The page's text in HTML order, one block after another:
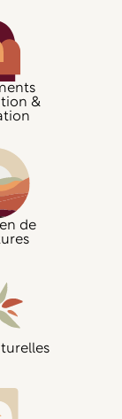
&
de